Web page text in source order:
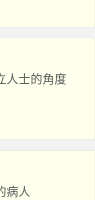
人士的角度
病人